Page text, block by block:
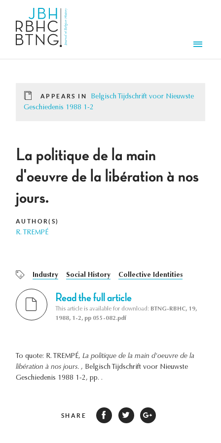
APPEARS IN
Belgisch Tijdschrift voor Nieuwste
Geschiedenis 1988 1-2
La politique de la main
d'oeuvre de la libération à nos
jours.
AUTHOR(S)
R. TREMPÉ
Industry Social History Collective Identities
Read the full article
This article is available for download: BTNG-RBHC, 19,
1988, 1-2, pp 055-082.pdf
To quote: R. TREMPÉ, La politique de la main d'oeuvre de la
libération à nos jours. , Belgisch Tijdschrift voor Nieuwste
Geschiedenis 1988 1-2, pp. .
SHARE